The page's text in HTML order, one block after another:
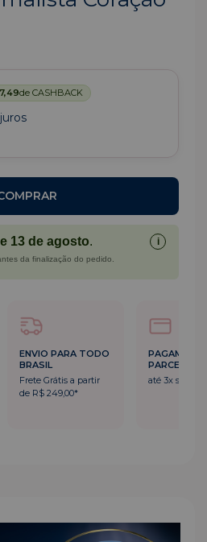
de CASHBACK
13 de agosto. i
da finalização do pedido.
ENVIO PARA TODO
BRASIL
Frete Grátis a partir
de R$ 249,00*
PARCELADO
até 3x sem